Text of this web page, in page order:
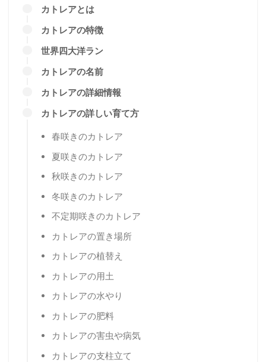
カトレアとは
カトレアの特徴
世界四大洋ラン
カトレアの名前
カトレアの詳細情報
カトレアの詳しい育て方
春咲きのカトレア
夏咲きのカトレア
秋咲きのカトレア
冬咲きのカトレア
不定期咲きのカトレア
カトレアの置き場所
カトレアの植替え
カトレアの用土
カトレアの水やり
カトレアの肥料
カトレアの害虫や病気
カトレアの支柱立て